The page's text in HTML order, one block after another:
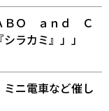
ＢＯ ａｎｄ Ｃ
ラカミ』」」
ニ電車など催し